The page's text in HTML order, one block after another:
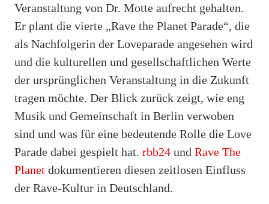
Veranstaltung von Dr. Motte aufrecht gehalten.
Er plant die vierte „Rave the Planet Parade“, die
als Nachfolgerin der Loveparade angesehen wird
und die kulturellen und gesellschaftlichen Werte
der ursprünglichen Veranstaltung in die Zukunft
tragen möchte. Der Blick zurück zeigt, wie eng
Musik und Gemeinschaft in Berlin verwoben
sind und was für eine bedeutende Rolle die Love
Parade dabei gespielt hat. rbb24 und Rave The
Planet dokumentieren diesen zeitlosen Einfluss
der Rave-Kultur in Deutschland.